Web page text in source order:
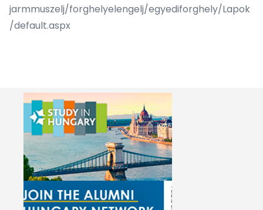
jarmmuszelj/forghelyelengelj/egyediforghely/Lapok
/default.aspx